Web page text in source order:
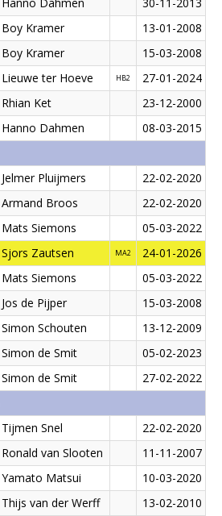
Boy Kramer
13-01-2008
Boy Kramer
15-03-2008
Lieuwe ter Hoeve HB2
27-01-2024
Rhian Ket
23-12-2000
Hanno Dahmen
08-03-2015
Jelmer Pluijmers
22-02-2020
Armand Broos
22-02-2020
Mats Siemons
05-03-2022
Sjors Zautsen MA2
24-01-2026
Mats Siemons
05-03-2022
Jos de Pijper
15-03-2008
Simon Schouten
13-12-2009
Simon de Smit
05-02-2023
Simon de Smit
27-02-2022
Tijmen Snel
22-02-2020
Ronald van Slooten
11-11-2007
Yamato Matsui
10-03-2020
Thijs van der Werff 13-02-2010